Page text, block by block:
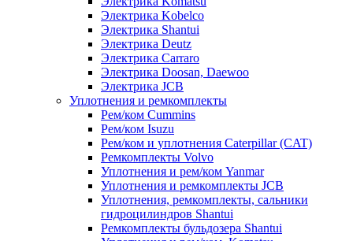
Электрика Kobelco
Электрика Shantui
Электрика Deutz
Электрика Carraro
Электрика Doosan, Daewoo
Электрика JCB
Уплотнения и ремкомплекты
Рем/ком Cummins
Рем/ком Isuzu
Рем/ком и уплотнения Caterpillar (CAT)
Ремкомплекты Volvo
Уплотнения и рем/ком Yanmar
Уплотнения и ремкомплекты JCB
Уплотнения, ремкомплекты, сальники
гидроцилиндров Shantui
Ремкомплекты бульдозера Shantui